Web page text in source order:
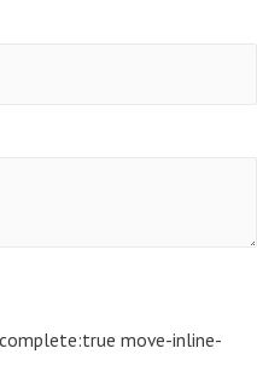
move-inline-